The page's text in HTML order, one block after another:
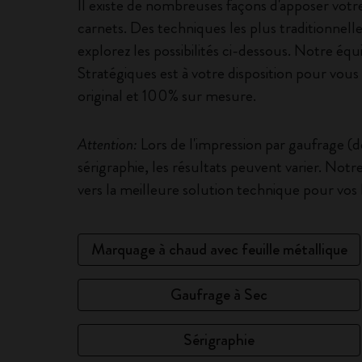
Il existe de nombreuses façons d'apposer
carnets. Des techniques les plus
explorez les possibilités ci-dessous. Notre
Stratégiques est à votre disposition pour
original et 100% sur mesure.
Attention: Lors de l'impression par gaufrage
sérigraphie, les résultats peuvent varier.
vers la meilleure solution technique pour vos
Marquage à chaud avec feuille métallique
Gaufrage à Sec
Sérigraphie